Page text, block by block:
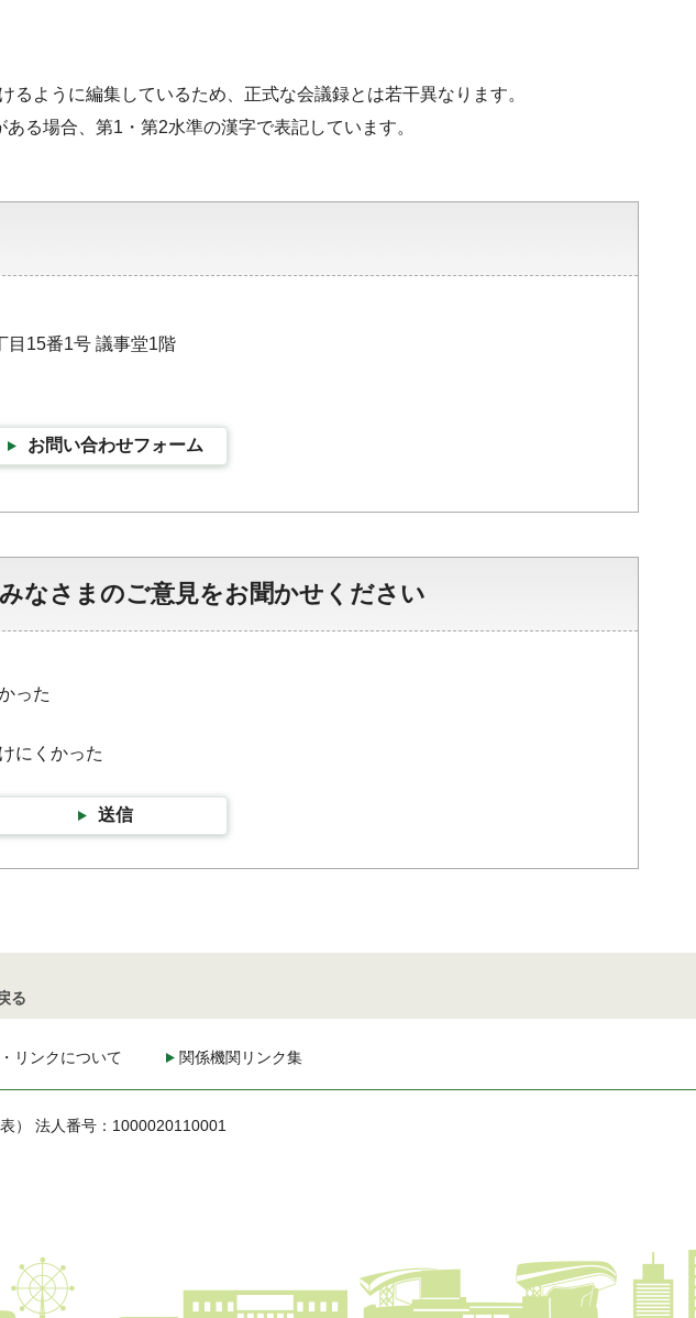
るように編集しているため、正式な会議録とは若干異なります。
る場合、第1・第2水準の漢字で表記しています。
目15番1号 議事堂1階
お問い合わせフォーム
なさまのご意見をお聞かせください
った
にくかった
送信
る
リンクについて 関係機関リンク集
） 法人番号：1000020110001